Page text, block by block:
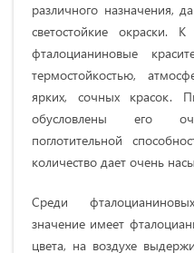
различного назначения,
светостойкие окра­ски.
фталоцианиновые
термостойкостью,
ярких, сочных красок.
обусловлены его
поглотительной
количество дает очень
Среди
значение имеет
цвета, на воздухе